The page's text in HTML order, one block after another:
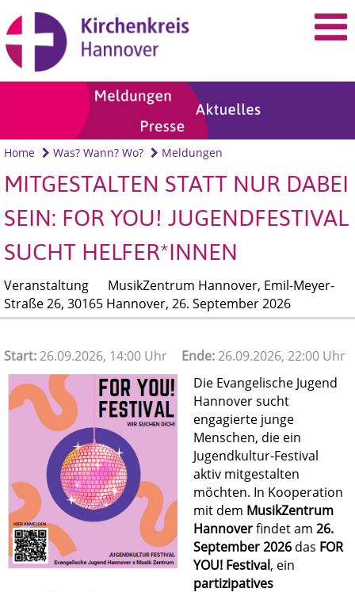
Home Was? Wann? Wo? Meldungen
MITGESTALTEN STATT NUR DABEI
SEIN: FOR YOU! JUGENDFESTIVAL
SUCHT HELFER*INNEN
Veranstaltung
MusikZentrum Hannover, Emil-Meyer-
Straße 26, 30165 Hannover, 26. September 2026
Start:26.09.2026, 14:00 Uhr Ende:26.09.2026, 22:00 Uhr
Die Evangelische Jugend
Hannover sucht
engagierte junge
Menschen, die ein
Jugendkultur-Festival
aktiv mitgestalten
möchten. In Kooperation
mit dem MusikZentrum
Hannoverfindet am 26.
September 2026 das FOR
YOU! Festival, ein
partizipatives